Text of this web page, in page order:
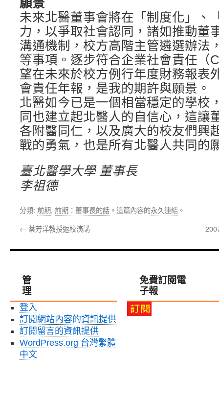
願景
未來北醫董事會將在「制度化」、
力，以爭取社會認同，諸如推動董
溝通機制，校方高階主管遴選辦法
等事項。逐步符合企業社會責任（
望在未來於校方例行年度財務報表
會責任年報，是我的期許與願景。
北醫如今已是一個相當穩定的學校
同也建立起北醫人的自信心，這讓
各附醫同仁，以及廣大的校友們興
戰的勇氣，也是所有北醫人共同的
臺北醫學大學 董事長
李祖德
分類: 前期, 前期：董事長的話 。這篇內容的永久連結 。
← 蔡芳洋教授返校演講
管
理
登入
訂閱網站內容的資訊提供
訂閱留言的資訊提供
WordPress.org 台灣繁體
中文
免費訂閱電
子報